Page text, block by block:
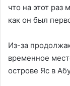
что на этот раз
как он был
Из-за
временное
острове Яс в